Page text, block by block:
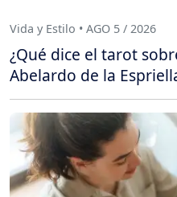
Vida y Estilo • AGO 5 / 2026
¿Qué dice el tarot
Abelardo de la